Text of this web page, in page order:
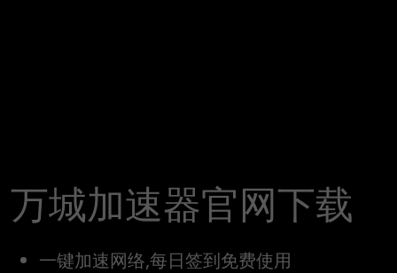
万城加速器官网下载
一键加速网络,每日签到免费使用